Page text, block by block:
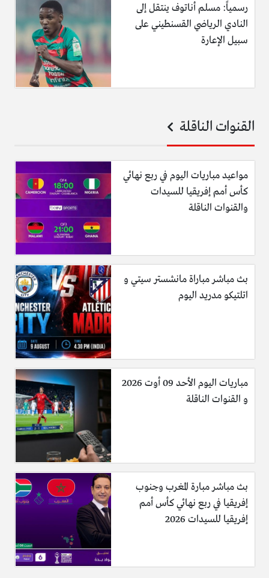
رسمياً: مسلم أناتوف ينتقل إلى
النادي الرياضي القسنطيني على
سبيل الإعارة
القنوات الناقلة
مواعيد مباريات اليوم في ربع نهائي
كأس أمم إفريقيا للسيدات
والقنوات الناقلة
بث مباشر مباراة مانشستر سيتي و
اتلتيكو مدريد اليوم
مباريات اليوم الأحد 09 أوت 2026
و القنوات الناقلة
بث مباشر مبارة المغرب وجنوب
إفريقيا في ربع نهائي كأس أمم
إفريقيا للسيدات 2026